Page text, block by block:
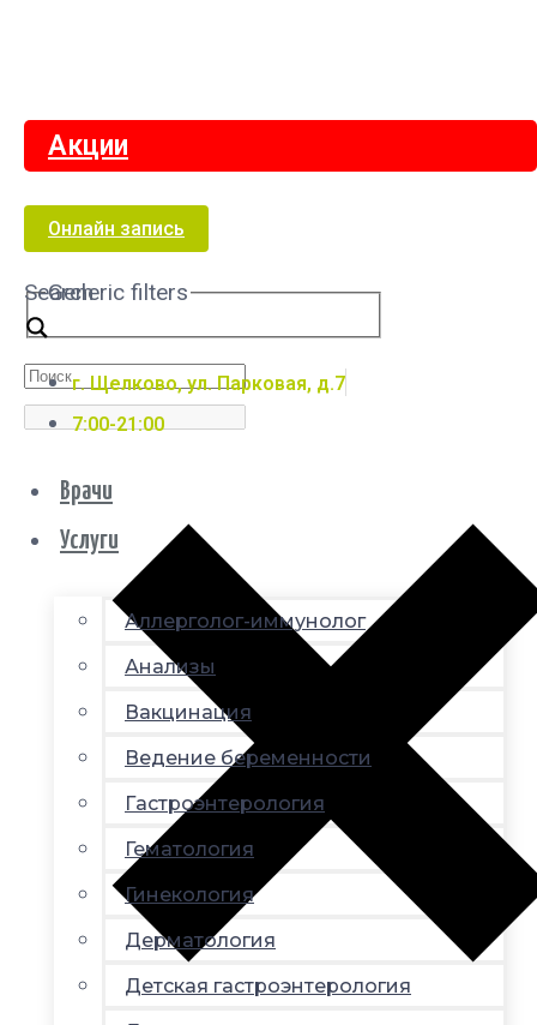
Акции
Онлайн запись
Search
Generic filters
г. Щелково, ул. Парковая, д.7
7:00-21:00
Врачи
Услуги
Аллерголог-иммунолог
Анализы
Вакцинация
Ведение беременности
Гастроэнтерология
Гематология
Гинекология
Дерматология
Детская гастроэнтерология